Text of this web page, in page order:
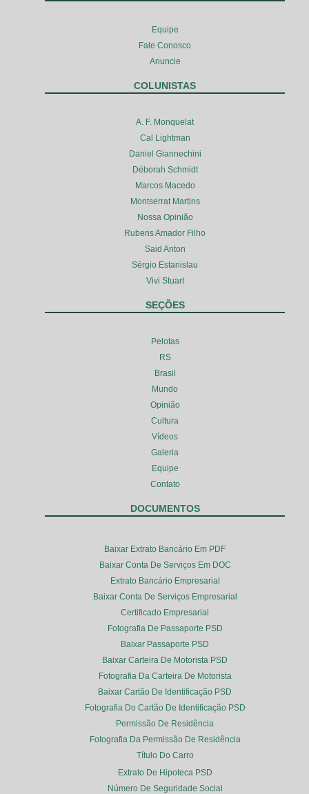
Equipe
Fale Conosco
Anuncie
COLUNISTAS
A. F. Monquelat
Cal Lightman
Daniel Giannechini
Déborah Schmidt
Marcos Macedo
Montserrat Martins
Nossa Opinião
Rubens Amador Filho
Said Anton
Sérgio Estanislau
Vivi Stuart
SEÇÕES
Pelotas
RS
Brasil
Mundo
Opinião
Cultura
Vídeos
Galeria
Equipe
Contato
DOCUMENTOS
Baixar Extrato Bancário Em PDF
Baixar Conta De Serviços Em DOC
Extrato Bancário Empresarial
Baixar Conta De Serviços Empresarial
Certificado Empresarial
Fotografia De Passaporte PSD
Baixar Passaporte PSD
Baixar Carteira De Motorista PSD
Fotografia Da Carteira De Motorista
Baixar Cartão De Identificação PSD
Fotografia Do Cartão De Identificação PSD
Permissão De Residência
Fotografia Da Permissão De Residência
Título Do Carro
Extrato De Hipoteca PSD
Número De Seguridade Social